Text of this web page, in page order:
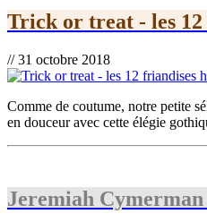
Trick or treat - les
// 31 octobre 2018
Comme de coutume, notre petite
en douceur avec cette élégie
Jeremiah